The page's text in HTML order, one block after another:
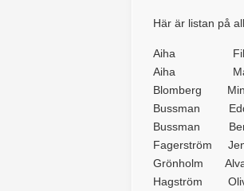
Här är listan på
Aiha
Aiha
Blomberg
Bussman
Bussman
Fagerström
Grönholm
Hagström